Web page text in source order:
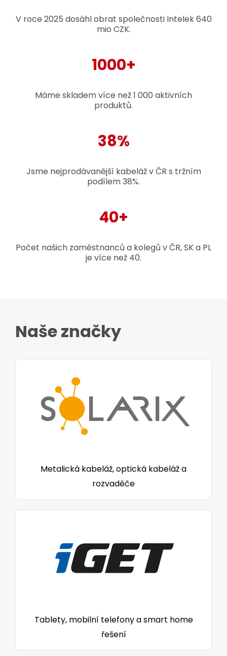
V roce 2025 dosáhl obrat společnosti Intelek 640
mio CZK.
1000+
Máme skladem více než 1 000 aktivních
produktů.
38%
Jsme nejprodávanější kabeláž v ČR s tržním
podílem 38%.
40+
Počet našich zaměstnanců a kolegů v ČR, SK a PL
je více než 40.
Naše značky
Metalická kabeláž, optická kabeláž a
rozvaděče
Tablety, mobilní telefony a smart home
řešení